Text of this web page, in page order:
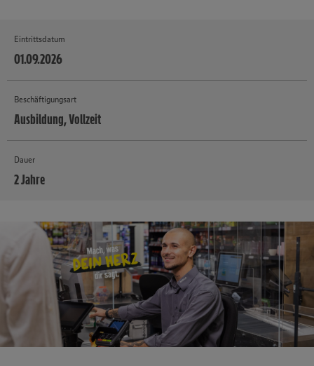
Eintrittsdatum
01.09.2026
Beschäftigungsart
Ausbildung, Vollzeit
Dauer
2 Jahre